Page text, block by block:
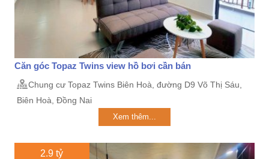
Căn góc Topaz Twins view hồ bơi cần bán
Chung cư Topaz Twins Biên Hoà, đường D9 Võ Thị Sáu,
Biên Hoà, Đồng Nai
Xem thêm...
2.9 tỷ